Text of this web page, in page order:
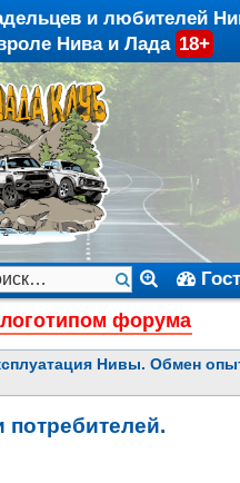
и любителей
Нива и Лада 18+
логотипом форума
Нивы. Обмен
потребителей.